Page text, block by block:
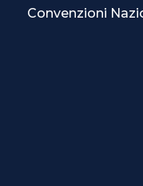
Convenzioni